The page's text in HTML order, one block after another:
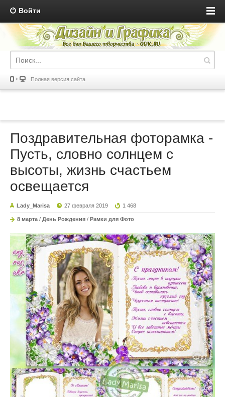
Войти
Полная версия сайта
Поздравительная фоторамка -
Пусть, словно солнцем с
высоты, жизнь счастьем
освещается
Lady_Marisa 27 февраля 2019 1 468
8 марта / День Рождения / Рамки для Фото